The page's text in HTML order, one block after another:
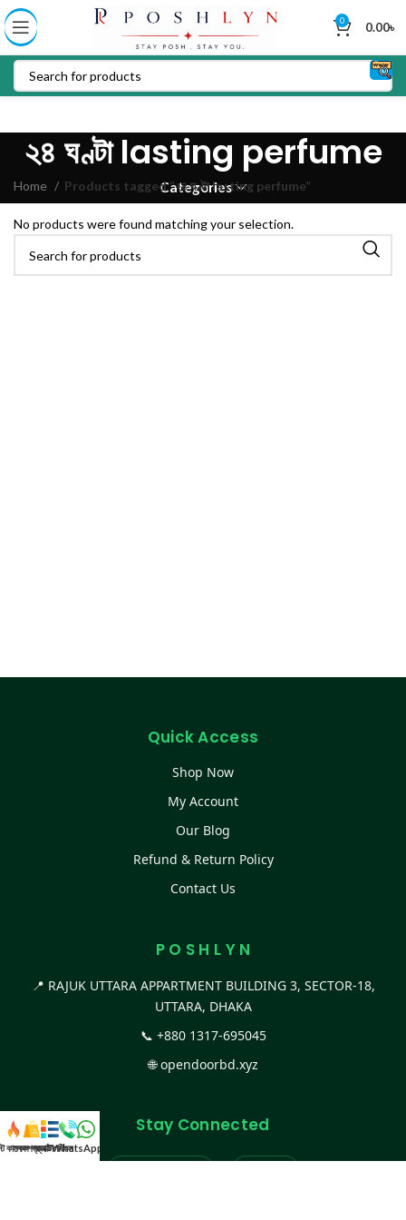
0 0.00৳
২৪ ঘণ্টা lasting perfume
Categories
Home Products tagged “২৪ ঘণ্টা lasting perfume”
No products were found matching your selection.
Quick Access
Shop Now
My Account
Our Blog
Refund & Return Policy
Contact Us
P O S H L Y N
📍 RAJUK UTTARA APPARTMENT BUILDING 3, SECTOR-18,
UTTARA, DHAKA
📞 +880 1317-695045
🌐opendoorbd.xyz
Stay Connected
কালেকশন
সকল প্রডাক্টক্যাটাগরিকল
WhatsApp করুন